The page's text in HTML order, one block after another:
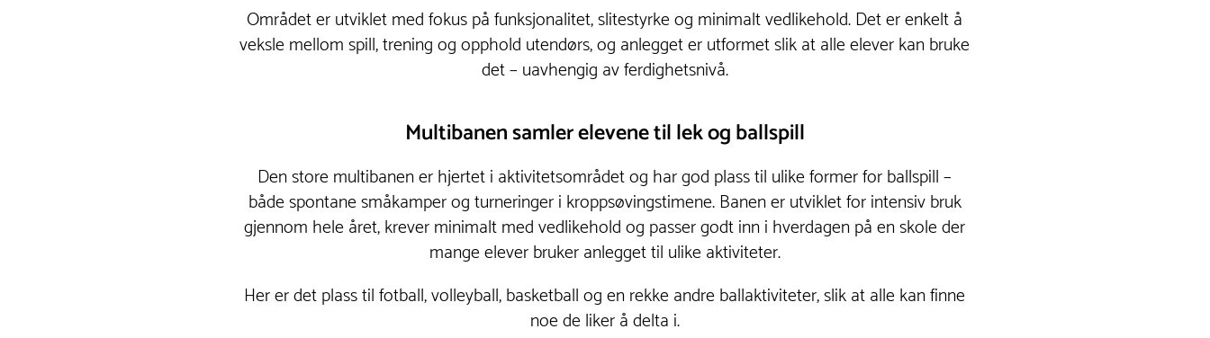
Området er utviklet med fokus på funksjonalitet, slitestyrke og minimalt vedlikehold. Det er enkelt å
veksle mellom spill, trening og opphold utendørs, og anlegget er utformet slik at alle elever kan bruke
det – uavhengig av ferdighetsnivå.
Multibanen samler elevene til lek og ballspill
Den store multibanen er hjertet i aktivitetsområdet og har god plass til ulike former for ballspill –
både spontane småkamper og turneringer i kroppsøvingstimene. Banen er utviklet for intensiv bruk
gjennom hele året, krever minimalt med vedlikehold og passer godt inn i hverdagen på en skole der
mange elever bruker anlegget til ulike aktiviteter.
Her er det plass til fotball, volleyball, basketball og en rekke andre ballaktiviteter, slik at alle kan finne
noe de liker å delta i.